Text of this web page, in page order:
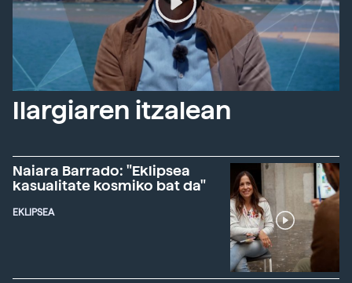
Ilargiaren itzalean
Naiara Barrado: "Eklipsea
kasualitate kosmiko bat da"
EKLIPSEA